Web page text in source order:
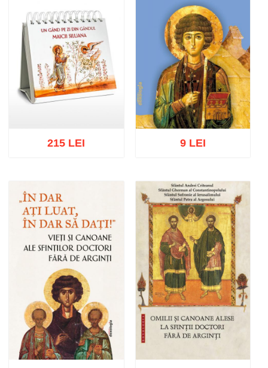
Adaugă în coș
215 LEI
Adaugă în coș Wishlist
9 LEI